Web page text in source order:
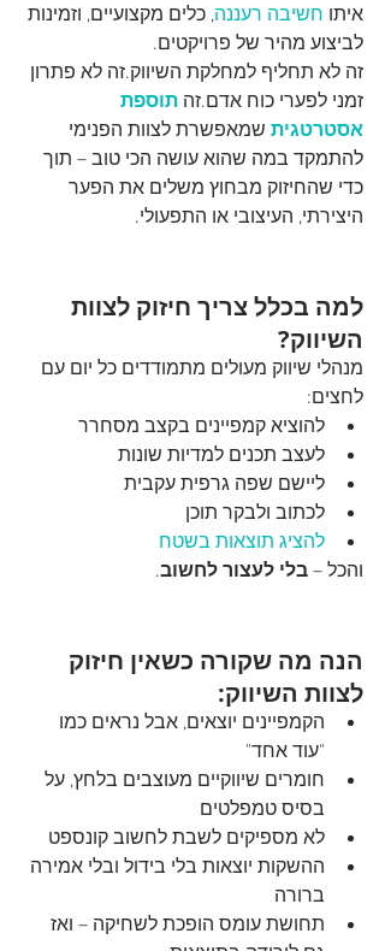
איתו חשיבה רעננה, כלים מקצועיים, וזמינות
לביצוע מהיר של פרויקטים.
זה לא תחליף למחלקת השיווק.זה לא פתרון
זמני לפערי כוח אדם.זה תוספת
אסטרטגית שמאפשרת לצוות הפנימי
להתמקד במה שהוא עושה הכי טוב – תוך
כדי שהחיזוק מבחוץ משלים את הפער
היצירתי, העיצובי או התפעולי.
למה בכלל צריך חיזוק לצוות
השיווק?
מנהלי שיווק מעולים מתמודדים כל יום עם
לחצים:
להוציא קמפיינים בקצב מסחרר
לעצב תכנים למדיות שונות
ליישם שפה גרפית עקבית
לכתוב ולבקר תוכן
להציג תוצאות בשטח
והכל – בלי לעצור לחשוב.
הנה מה שקורה כשאין חיזוק
לצוות השיווק:
הקמפיינים יוצאים, אבל נראים כמו
"עוד אחד"
חומרים שיווקיים מעוצבים בלחץ, על
בסיס טמפלטים
לא מספיקים לשבת לחשוב קונספט
ההשקות יוצאות בלי בידול ובלי אמירה
ברורה
תחושת עומס הופכת לשחיקה – ואז